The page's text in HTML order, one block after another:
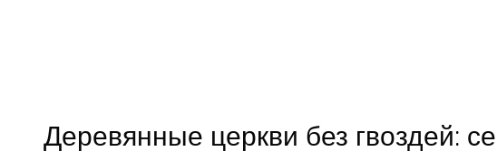
Деревянные церкви без гвоздей: